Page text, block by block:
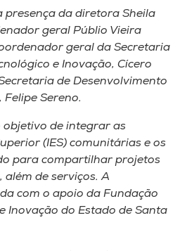
presença da diretora Sheila
geral Públio Vieira
geral da Secretaria
e Inovação, Cícero
de Desenvolvimento
Felipe Sereno.
de integrar as
(IES) comunitárias e os
para compartilhar projetos
além de serviços. A
com o apoio da Fundação
Inovação do Estado de Santa